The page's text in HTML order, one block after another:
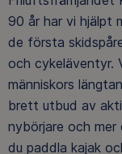
90 år har vi hjälpt
de första
och cykeläventyr.
människors
brett utbud av
nybörjare och
du paddla kajak